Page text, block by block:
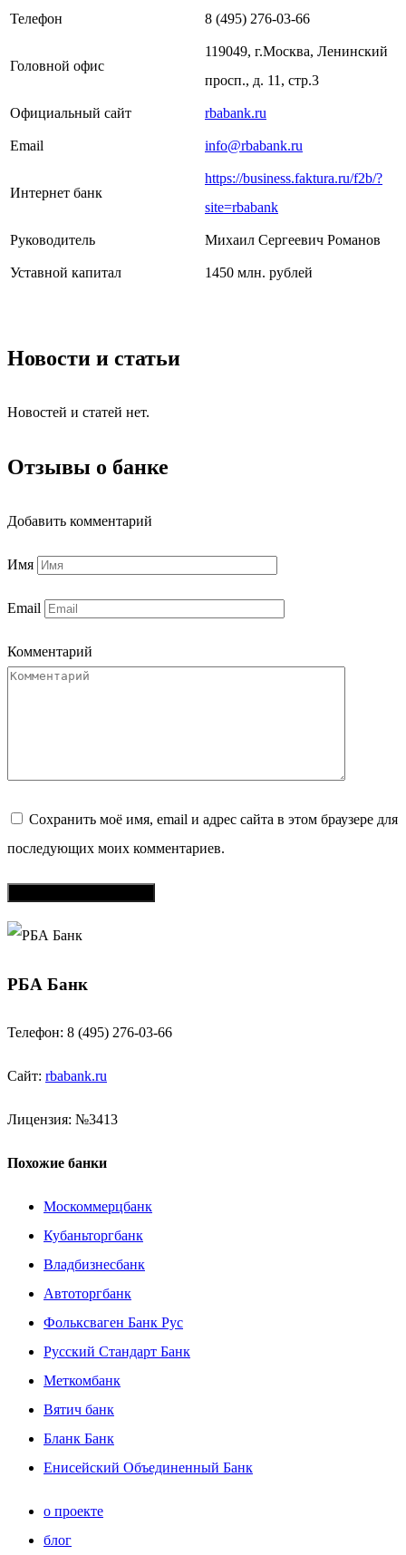
Телефон 8 (495) 276-03-66
Головной офис
119049, г.Москва, Ленинский
просп., д. 11, стр.3
Официальный сайт rbabank.ru
Email info@rbabank.ru
Интернет банк
https://business.faktura.ru/f2b/?
site=rbabank
Руководитель Михаил Сергеевич Романов
Уставной капитал 1450 млн. рублей
Новости и статьи
Новостей и статей нет.
Отзывы о банке
Добавить комментарий
Имя
Email
Комментарий
Сохранить моё имя, email и адрес сайта в этом браузере для
последующих моих комментариев.
РБА Банк
Телефон: 8 (495) 276-03-66
Сайт: rbabank.ru
Лицензия: №3413
Похожие банки
Москоммерцбанк
Кубаньторгбанк
Владбизнесбанк
Автоторгбанк
Фольксваген Банк Рус
Русский Стандарт Банк
Меткомбанк
Вятич банк
Бланк Банк
Енисейский Объединенный Банк
о проекте
блог